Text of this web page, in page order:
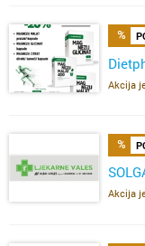
Akcija
Akcija